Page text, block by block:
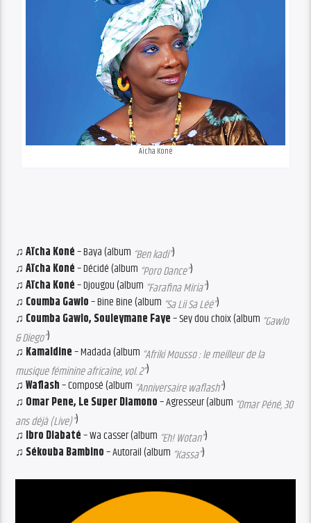
Aïcha Koné
♫ Aïcha Koné– Baya (album “Ben kadi”)
♫ Aïcha Koné– Décidé (album “Poro Dance”)
♫ Aïcha Koné– Djougou (album “Farafina Miria”)
♫ Coumba Gawlo– Bine Bine (album “Sa Lii Sa Léé”)
♫ Coumba Gawlo, Souleymane Faye– Sey dou choix (album “Gawlo
& Diego”)
♫ Kamaldine– Madada (album “Afriki Mousso : le meilleur de la
musique féminine africaine, vol. 2”)
♫ Waflash– Composé (album “Anniversaire waflash”)
♫ Omar Pene, Le Super Diamono– Agresseur (album “Omar Péné, 30
ans déjà (Live)”)
♫ Ibro Diabaté– Wa casser (album “Eh! Wotan”)
♫ Sékouba Bambino– Autorail (album “Kassa”)